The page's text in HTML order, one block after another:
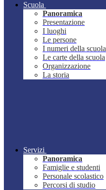
Scuola
Panoramica
Presentazione
I luoghi
Le persone
I numeri della scuola
Le carte della scuola
Organizzazione
La storia
Servizi
Panoramica
Famiglie e studenti
Personale scolastico
Percorsi di studio